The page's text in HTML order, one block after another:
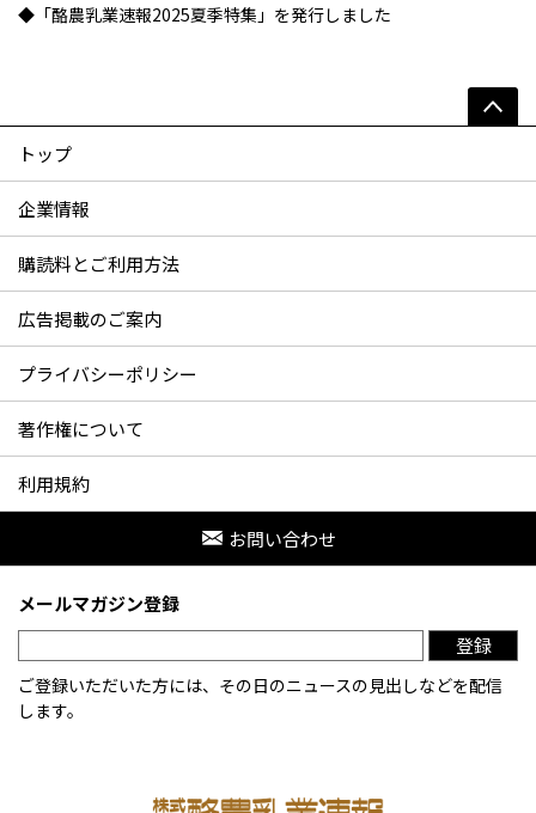
◆「酪農乳業速報2025夏季特集」を発行しました
トップ
企業情報
購読料とご利用方法
広告掲載のご案内
プライバシーポリシー
著作権について
利用規約
お問い合わせ
メールマガジン登録
登録
ご登録いただいた方には、その日のニュースの見出しなどを配信
します。